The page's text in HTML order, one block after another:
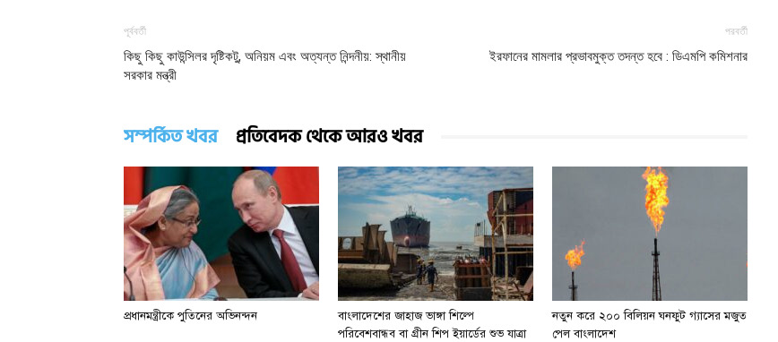
পূর্ববর্তী
কিছু কিছু কাউন্সিলর দৃষ্টিকটু, অনিয়ম এবং অত্যন্ত নিন্দনীয়: স্থানীয়
সরকার মন্ত্রী
পরবর্তী
ইরফানের মামলার প্রভাবমুক্ত তদন্ত হবে : ডিএমপি কমিশনার
সম্পর্কিত খবর প্রতিবেদক থেকে আরও খবর
প্রধানমন্ত্রীকে পুতিনের অভিনন্দন
বাংলাদেশের জাহাজ ভাঙ্গা শিল্পে
পরিবেশবান্ধব বা গ্রীন শিপ ইয়ার্ডের শুভ যাত্রা
নতুন করে ২০০ বিলিয়ন ঘনফুট গ্যাসের মজুত
পেল বাংলাদেশ